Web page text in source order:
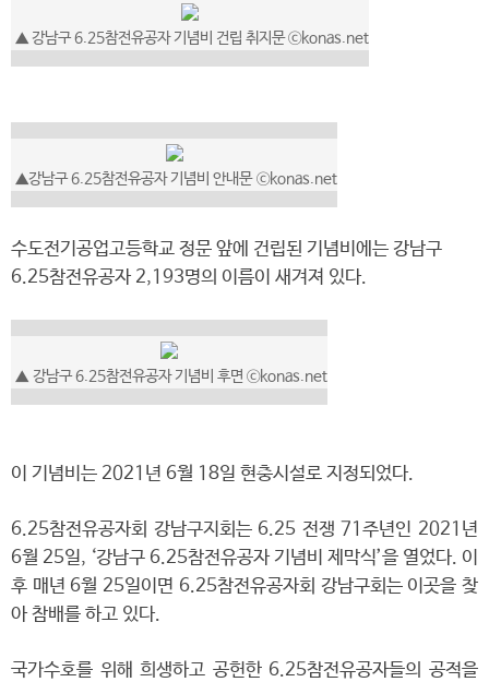
▲ 강남구 6.25참전유공자 기념비 건립 취지문 ⓒkonas.net
▲강남구 6.25참전유공자 기념비 안내문 ⓒkonas.net
수도전기공업고등학교 정문 앞에 건립된 기념비에는 강남구
6.25참전유공자 2,193명의 이름이 새겨져 있다.
▲ 강남구 6.25참전유공자 기념비 후면 ⓒkonas.net
이 기념비는 2021년 6월 18일 현충시설로 지정되었다.
6.25참전유공자회 강남구지회는 6.25 전쟁 71주년인 2021년
6월 25일, ‘강남구 6.25참전유공자 기념비 제막식’을 열었다. 이
후 매년 6월 25일이면 6.25참전유공자회 강남구회는 이곳을 찾
아 참배를 하고 있다.
국가수호를 위해 희생하고 공헌한 6.25참전유공자들의 공적을